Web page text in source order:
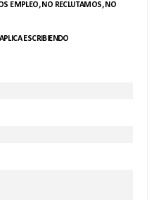
EMPLEO, NO RECLUTAMOS, NO
ESCRIBIENDO